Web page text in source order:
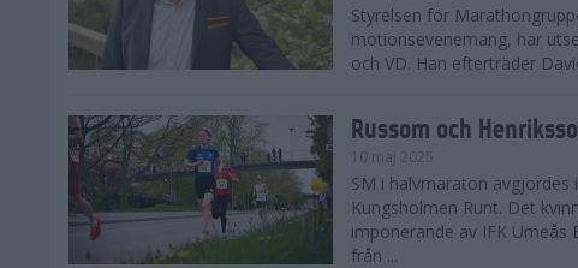
Styrelsen för
motionsevenemang, har
och VD. Han efterträder
Russom och
10 maj 2025
SM i halvmaraton
Kungsholmen Runt. Det
imponerande av IFK Umeås
från ...